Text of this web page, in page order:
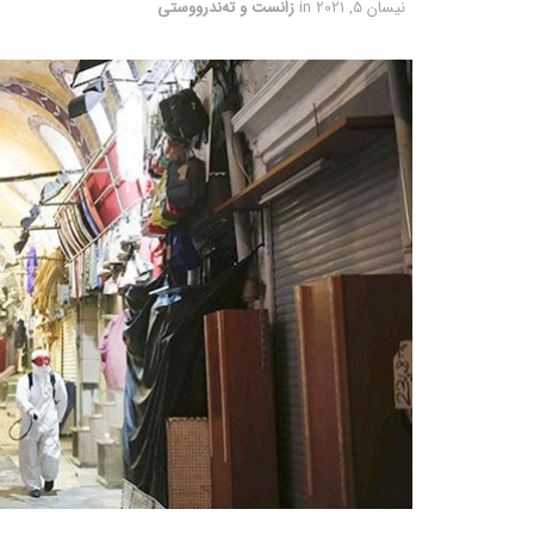
نیسان 5, 2021 in زانست و تەندرووستی